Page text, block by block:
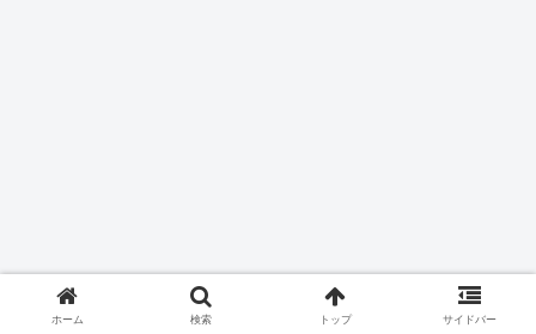
ホーム 検索 トップ サイドバー